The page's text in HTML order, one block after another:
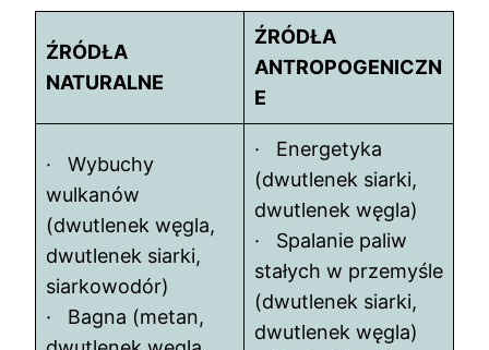
ŹRÓDŁA
NATURALNE
ŹRÓDŁA
ANTROPOGENICZN
E
· Wybuchy
wulkanów
(dwutlenek węgla,
dwutlenek siarki,
siarkowodór)
· Bagna (metan,
· Energetyka
(dwutlenek siarki,
dwutlenek węgla)
· Spalanie paliw
stałych w przemyśle
(dwutlenek siarki,
dwutlenek węgla)